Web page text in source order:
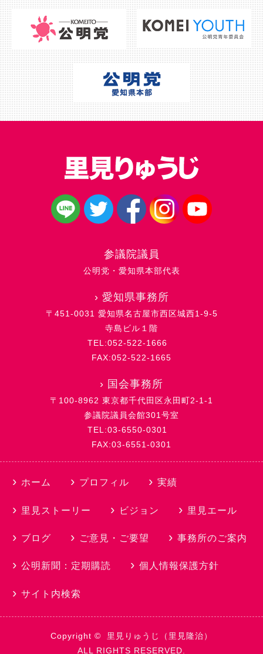
参議院議員
公明党・愛知県本部代表
› 愛知県事務所
〒451-0031 愛知県名古屋市西区城西1-9-5
寺島ビル１階
TEL:052-522-1666
FAX:052-522-1665
› 国会事務所
〒100-8962 東京都千代田区永田町2-1-1
参議院議員会館301号室
TEL:03-6550-0301
FAX:03-6551-0301
ホーム プロフィル 実績
里見ストーリー ビジョン 里見エール
ブログ ご意見・ご要望 事務所のご案内
公明新聞：定期購読 個人情報保護方針
サイト内検索
Copyright © 里見りゅうじ（里見隆治）
ALL RIGHTS RESERVED.